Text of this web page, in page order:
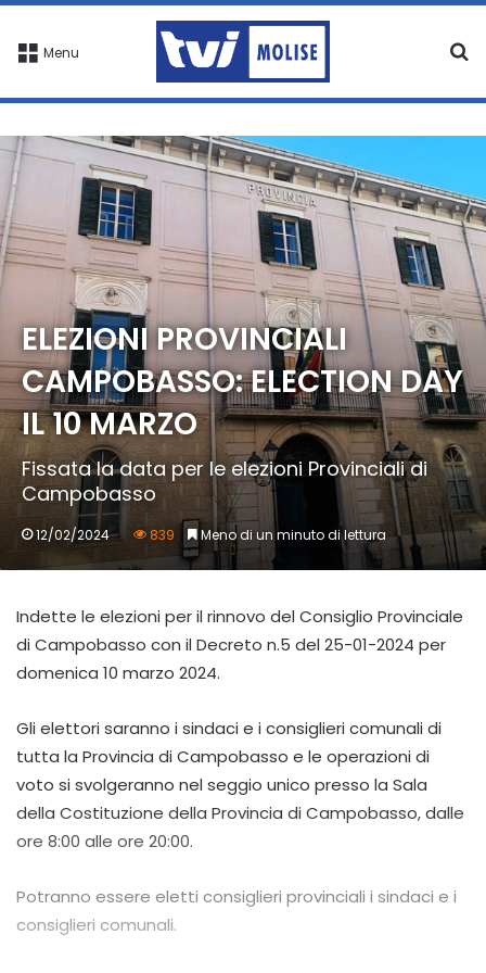
Menu
ELEZIONI PROVINCIALI
CAMPOBASSO: ELECTION DAY
IL 10 MARZO
Fissata la data per le elezioni Provinciali di
Campobasso
12/02/2024 839 Meno di un minuto di lettura
Indette le elezioni per il rinnovo del Consiglio Provinciale
di Campobasso con il Decreto n.5 del 25-01-2024 per
domenica 10 marzo 2024.
Gli elettori saranno i sindaci e i consiglieri comunali di
tutta la Provincia di Campobasso e le operazioni di
voto si svolgeranno nel seggio unico presso la Sala
della Costituzione della Provincia di Campobasso, dalle
ore 8:00 alle ore 20:00.
Potranno essere eletti consiglieri provinciali i sindaci e i
consiglieri comunali.